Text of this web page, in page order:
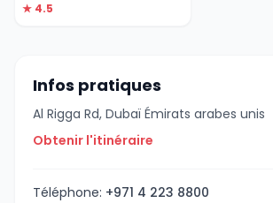
★ 4.5
Infos pratiques
Al Rigga Rd, Dubaï Émirats arabes unis
Obtenir l'itinéraire
Téléphone: +971 4 223 8800